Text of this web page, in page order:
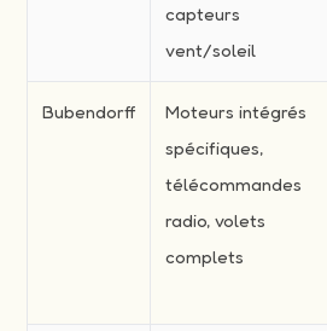
capteurs
vent/soleil
Bubendorff
Moteurs intégrés
spécifiques,
télécommandes
radio, volets
complets